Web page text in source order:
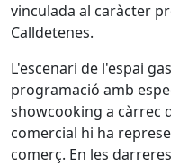
vinculada al caràcter
Calldetenes.
L'escenari de l'espai
programació amb
showcooking a càrrec
comercial hi ha
comerç. En les